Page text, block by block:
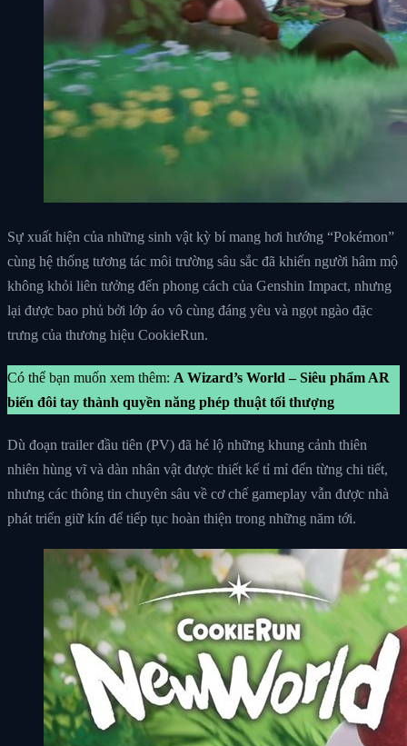
Sự xuất hiện của những sinh vật kỳ bí mang hơi hướng “Pokémon”
cùng hệ thống tương tác môi trường sâu sắc đã khiến người hâm mộ
không khỏi liên tưởng đến phong cách của Genshin Impact, nhưng
lại được bao phủ bởi lớp áo vô cùng đáng yêu và ngọt ngào đặc
trưng của thương hiệu CookieRun.
Có thể bạn muốn xem thêm: A Wizard’s World – Siêu phẩm AR
biến đôi tay thành quyền năng phép thuật tối thượng
Dù đoạn trailer đầu tiên (PV) đã hé lộ những khung cảnh thiên
nhiên hùng vĩ và dàn nhân vật được thiết kế tỉ mỉ đến từng chi tiết,
nhưng các thông tin chuyên sâu về cơ chế gameplay vẫn được nhà
phát triển giữ kín để tiếp tục hoàn thiện trong những năm tới.